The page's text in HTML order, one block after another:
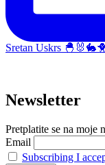
Sretan Uskrs
Newsletter
Pretplatite se na moje
Email
Subscribing I